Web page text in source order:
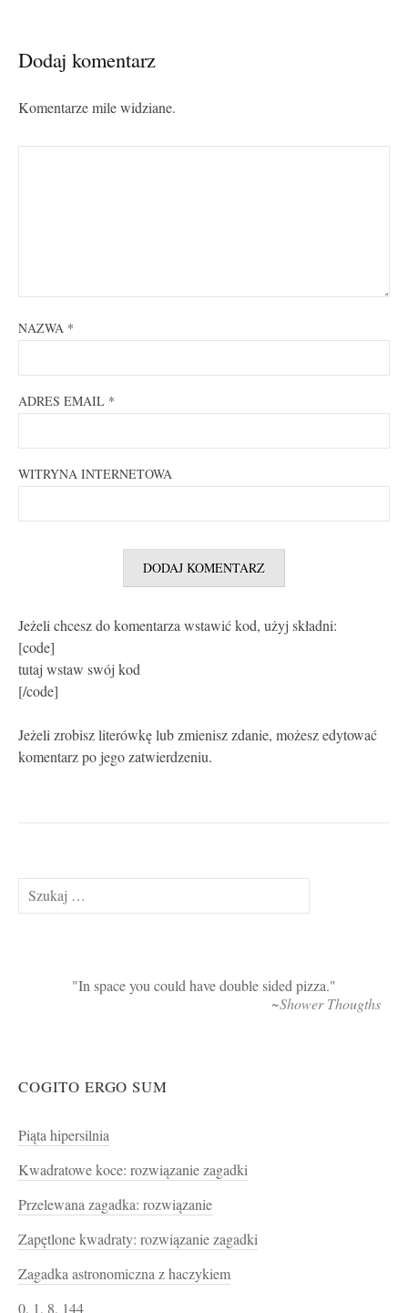
Dodaj komentarz
Komentarze mile widziane.
NAZWA *
ADRES EMAIL *
WITRYNA INTERNETOWA
Jeżeli chcesz do komentarza wstawić kod, użyj składni:
[code]
tutaj wstaw swój kod
[/code]
Jeżeli zrobisz literówkę lub zmienisz zdanie, możesz edytować
komentarz po jego zatwierdzeniu.
Szukaj:
In space you could have double sided pizza.
~Shower Thougths
COGITO ERGO SUM
Piąta hipersilnia
Kwadratowe koce: rozwiązanie zagadki
Przelewana zagadka: rozwiązanie
Zapętlone kwadraty: rozwiązanie zagadki
Zagadka astronomiczna z haczykiem
0, 1, 8, 144